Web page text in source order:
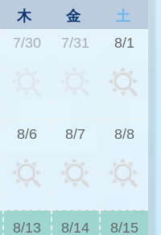
木 金
土
7/30 7/31 8/1
8/6 8/7 8/8
8/13 8/14 8/15